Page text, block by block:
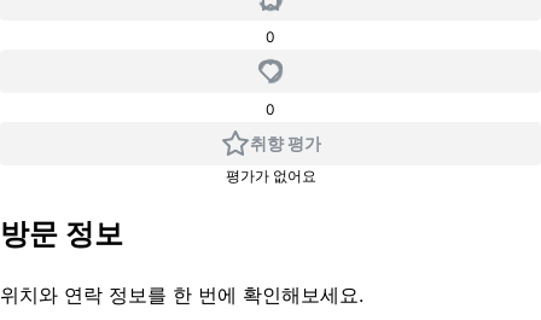
0
0
취향 평가
평가가 없어요
방문 정보
위치와 연락 정보를 한 번에 확인해보세요.